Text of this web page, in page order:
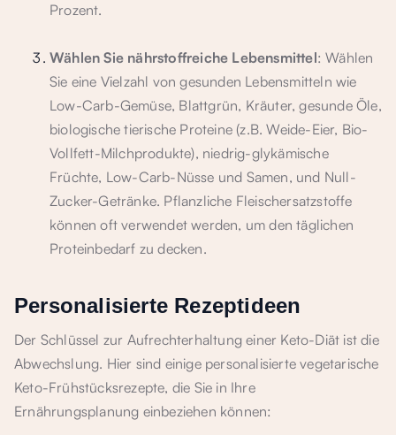
Prozent.
Wählen Sie nährstoffreiche Lebensmittel: Wählen
Sie eine Vielzahl von gesunden Lebensmitteln wie
Low-Carb-Gemüse, Blattgrün, Kräuter, gesunde Öle,
biologische tierische Proteine (z.B. Weide-Eier, Bio-
Vollfett-Milchprodukte), niedrig-glykämische
Früchte, Low-Carb-Nüsse und Samen, und Null-
Zucker-Getränke. Pflanzliche Fleischersatzstoffe
können oft verwendet werden, um den täglichen
Proteinbedarf zu decken.
Personalisierte Rezeptideen
Der Schlüssel zur Aufrechterhaltung einer Keto-Diät ist die
Abwechslung. Hier sind einige personalisierte vegetarische
Keto-Frühstücksrezepte, die Sie in Ihre
Ernährungsplanung einbeziehen können: